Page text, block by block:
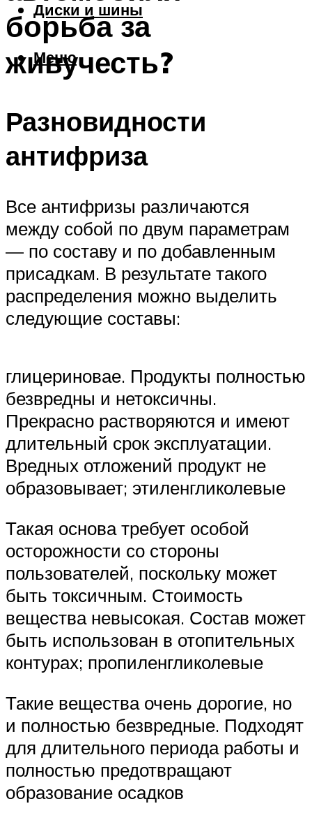
Диски и шины
Меню
борьба за
живучесть?
Разновидности
антифриза
Все антифризы различаются
между собой по двум параметрам
— по составу и по добавленным
присадкам. В результате такого
распределения можно выделить
следующие составы:
глицериновае. Продукты полностью
безвредны и нетоксичны.
Прекрасно растворяются и имеют
длительный срок эксплуатации.
Вредных отложений продукт не
образовывает; этиленгликолевые
Такая основа требует особой
осторожности со стороны
пользователей, поскольку может
быть токсичным. Стоимость
вещества невысокая. Состав может
быть использован в отопительных
контурах; пропиленгликолевые
Такие вещества очень дорогие, но
и полностью безвредные. Подходят
для длительного периода работы и
полностью предотвращают
образование осадков